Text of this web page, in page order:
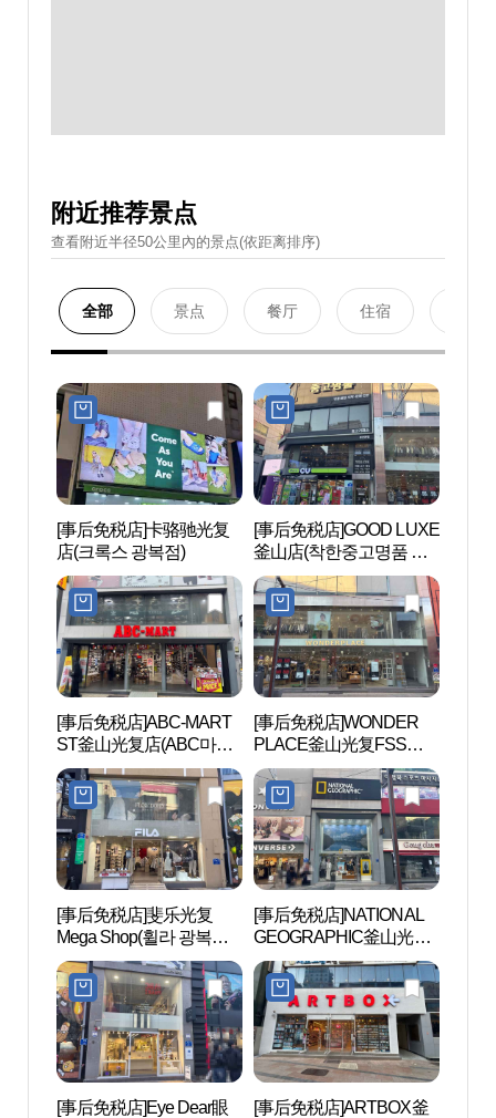
附近推荐景点
查看附近半径50公里內的景点(依距离排序)
全部 景点 餐厅 住宿
[事后免税店]卡骆驰光复
店(크록스 광복점)
[事后免税店]GOOD LUXE
釜山店(착한중고명품 부
산점)
[事后免税店]ABC-MART
ST釜山光复店(ABC마트
ST 부산광복점)
[事后免税店]WONDER
PLACE釜山光复FSS店
(원더플레이스 부산광복
FSS점)
[事后免税店]斐乐光复
Mega Shop(휠라 광복메
가샵)
[事后免税店]NATIONAL
GEOGRAPHIC釜山光复
店(내셔널지오그래픽 부
산 광복점)
[事后免税店]Eye Dear眼
[事后免税店]ARTBOX釜